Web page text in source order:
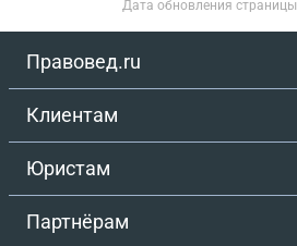
Дата обновления страницы
Правовед.ru
Клиентам
Юристам
Партнёрам